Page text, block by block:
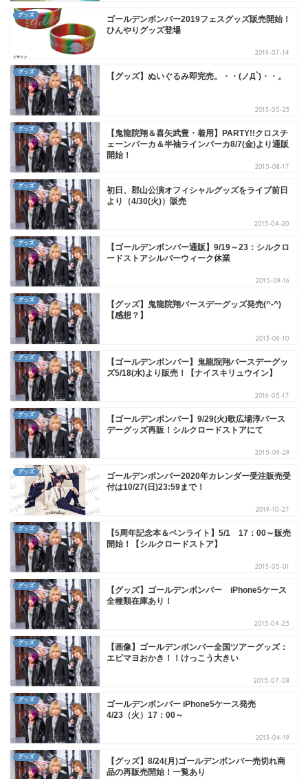
グッズ
ゴールデンボンバー2019フェスグッズ販売開始！
ひんやりグッズ登場
2019-07-14
グッズ 【グッズ】ぬいぐるみ即完売。・・(ノД`)・・。
2013-05-23
グッズ
【鬼龍院翔＆喜矢武豊・着用】PARTY!!クロスチ
ェーンパーカ＆半袖ラインパーカ8/7(金)より通販
開始！
2015-08-17
グッズ
初日、郡山公演オフィシャルグッズをライブ前日
より（4/30(火)）販売
2013-04-20
グッズ
【ゴールデンボンバー通販】9/19～23：シルクロ
ードストアシルバーウィーク休業
2015-09-16
グッズ
【グッズ】鬼龍院翔バースデーグッズ発売(^-^)
【感想？】
2013-06-10
グッズ
【ゴールデンボンバー】鬼龍院翔バースデーグッ
ズ5/18(水)より販売！【ナイスキリュウイン】
2016-05-17
グッズ
【ゴールデンボンバー】9/29(火)歌広場淳バース
デーグッズ再販！シルクロードストアにて
2015-09-29
グッズ
ゴールデンボンバー2020年カレンダー受注販売受
付は10/27(日)23:59まで！
2019-10-27
グッズ
【5周年記念本＆ペンライト】5/1 17：00～販売
開始！【シルクロードストア】
2013-05-01
グッズ
【グッズ】ゴールデンボンバー iPhone5ケース
全種類在庫あり！
2013-04-25
グッズ
【画像】ゴールデンボンバー全国ツアーグッズ：
エビマヨおかき！！けっこう大きい
2015-07-08
グッズ
ゴールデンボンバー iPhone5ケース発売
4/23（火）17：00～
2013-04-19
グッズ
【グッズ】8/24(月)ゴールデンボンバー売切れ商
品の再販売開始！一覧あり